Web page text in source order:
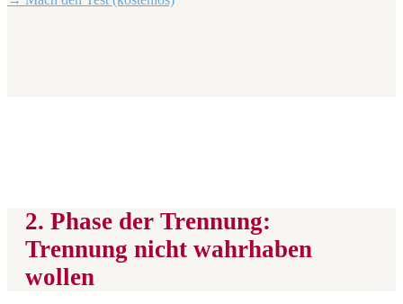
2. Phase der Trennung:
Trennung nicht wahrhaben
wollen